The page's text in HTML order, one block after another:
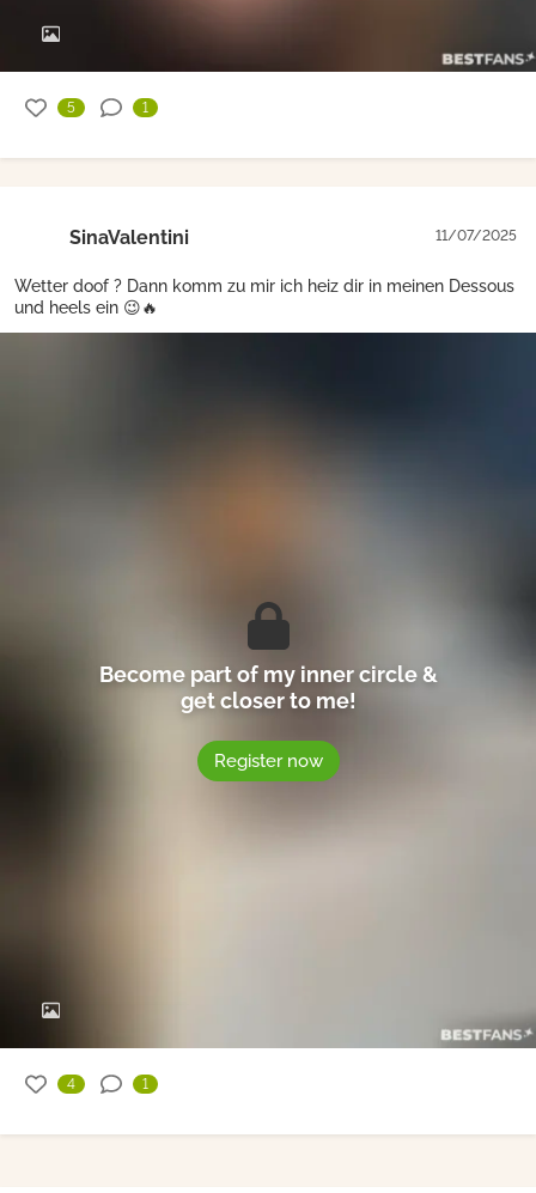
5 1
SinaValentini 11/07/2025
Wetter doof ? Dann komm zu mir ich heiz dir in meinen Dessous
und heels ein 😉🔥
Become part of my inner circle &
get closer to me!
Register now
4 1